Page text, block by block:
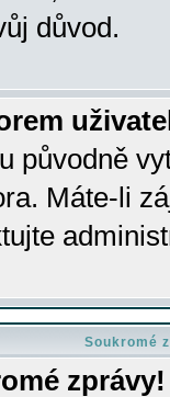
důvod.
původně
Máte-li
Soukromé
zprávy!